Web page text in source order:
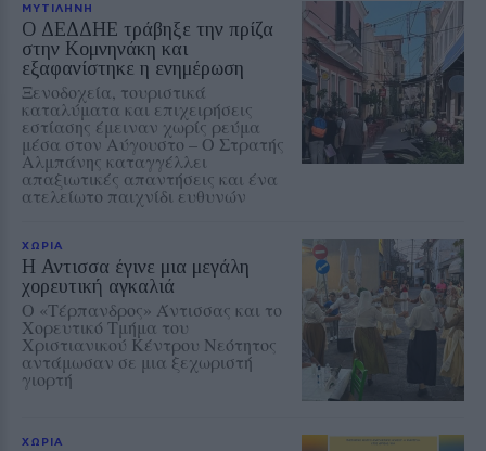
ΜΥΤΙΛΗΝΗ
Ο ΔΕΔΔΗΕ τράβηξε την πρίζα
στην Κομνηνάκη και
εξαφανίστηκε η ενημέρωση
Ξενοδοχεία, τουριστικά
καταλύματα και επιχειρήσεις
εστίασης έμειναν χωρίς ρεύμα
μέσα στον Αύγουστο – Ο Στρατής
Αλμπάνης καταγγέλλει
απαξιωτικές απαντήσεις και ένα
ατελείωτο παιχνίδι ευθυνών
ΧΩΡΙΑ
Η Αντισσα έγινε μια μεγάλη
χορευτική αγκαλιά
Ο «Τέρπανδρος» Άντισσας και το
Χορευτικό Τμήμα του
Χριστιανικού Κέντρου Νεότητος
αντάμωσαν σε μια ξεχωριστή
γιορτή
ΧΩΡΙΑ